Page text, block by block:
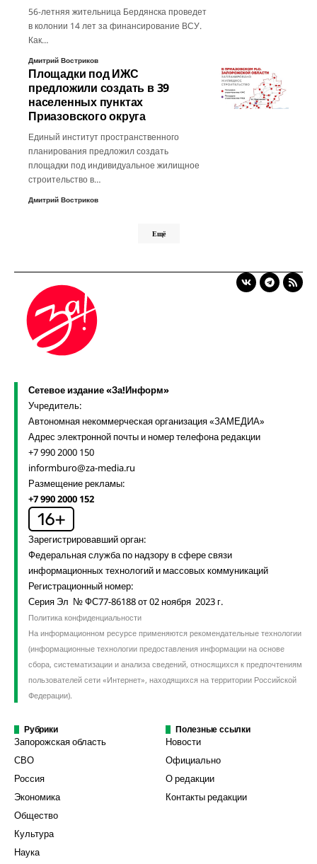
56-летняя жительница Бердянска проведет
в колонии 14 лет за финансирование ВСУ.
Как…
Дмитрий Востриков
Площадки под ИЖС
предложили создать в 39
населенных пунктах
Приазовского округа
Единый институт пространственного
планирования предложил создать
площадки под индивидуальное жилищное
строительство в…
Дмитрий Востриков
Ещё
Сетевое издание «За!Информ»
Учредитель:
Автономная некоммерческая организация «ЗАМЕДИА»
Адрес электронной почты и номер телефона редакции
+7 990 2000 150
informburo@za-media.ru
Размещение рекламы:
+7 990 2000 152
Зарегистрировавший орган:
Федеральная служба по надзору в сфере связи
информационных технологий и массовых коммуникаций
Регистрационный номер:
Серия Эл № ФС77-86188 от 02 ноября 2023 г.
Политика конфиденциальности
На информационном ресурсе применяются рекомендательные технологии
(информационные технологии предоставления информации на основе
сбора, систематизации и анализа сведений, относящихся к предпочтениям
пользователей сети «Интернет», находящихся на территории Российской
Федерации).
Рубрики
Запорожская область
СВО
Россия
Экономика
Общество
Культура
Наука
Полезные ссылки
Новости
Официально
О редакции
Контакты редакции